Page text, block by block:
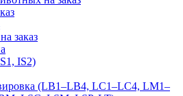
заказ
IS2)
(LB1–LB4, LC1–LC4, LM1–